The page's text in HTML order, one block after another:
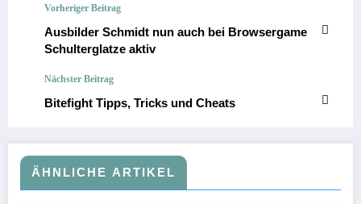
Vorheriger Beitrag
Ausbilder Schmidt nun auch bei Browsergame
Schulterglatze aktiv
Nächster Beitrag
Bitefight Tipps, Tricks und Cheats
ÄHNLICHE ARTIKEL